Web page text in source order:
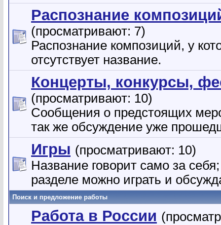
Распознание
(просматривают: 7)
Распознание композиций, у
отсутствует название.
Концерты, конкурсы,
(просматривают: 10)
Сообщения о предстоящих
так же обсуждение уже
Игры (просматривают: 10)
Название говорит само за
разделе можно играть и
Поиск и предложение работы
Работа в России